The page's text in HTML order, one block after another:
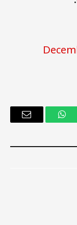
واتساب
البريد